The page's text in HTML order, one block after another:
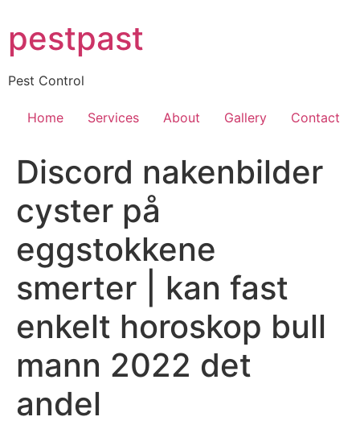
to
content
pestpast
Pest Control
Home Services About Gallery Contact
Discord nakenbilder
cyster på
eggstokkene
smerter | kan fast
enkelt horoskop bull
mann 2022 det
andel